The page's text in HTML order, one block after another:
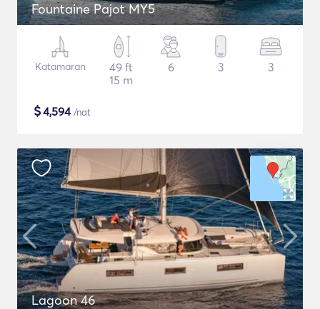
Fountaine Pajot MY5
Katamaran
49 ft
15 m
6 3 3
$4,594/nat
Lagoon 46